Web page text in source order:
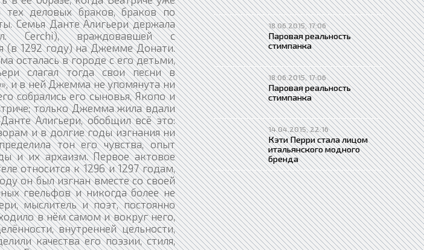
деловых браков, браков по
Семья Данте Алигьери держала
Cerchi), враждовавшей с
(в 1292 году) на Джемме Донати.
осталась в городе с его детьми,
слагал тогда свои песни в
и в ней Джемма не упомянута ни
собрались его сыновья, Якопо и
только Джемма жила вдали
Алигьери, обобщил всё это:
и в долгие годы изгнания ни
тон его чувства, опыт
и их архаизм. Первое актовое
относится к 1296 и 1297 годам,
он был изгнан вместе со своей
гвельфов и никогда более не
мыслитель и поэт, постоянно
в нём самом и вокруг него,
внутренней цельности,
качества его поэзии, стиля,
18.06.2015, 17:06
Паровая реальность
стимпанка
18.06.2015, 17:06
Паровая реальность
стимпанка
14.04.2015, 22:16
Кэти Перри стала лицом
итальянского модного
бренда